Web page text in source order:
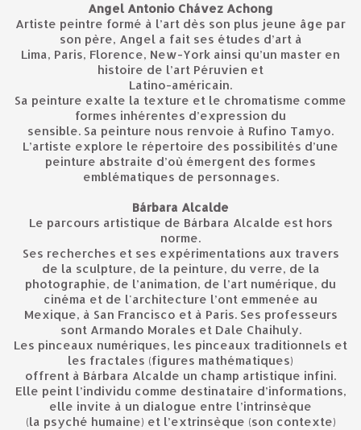
Angel Antonio Chávez Achong
Artiste peintre formé à l’art dès son plus jeune âge par
son père, Angel a fait ses études d’art à
Lima, Paris, Florence, New-York ainsi qu’un master en
histoire de l’art Péruvien et
Latino-américain.
Sa peinture exalte la texture et le chromatisme comme
formes inhérentes d’expression du
sensible. Sa peinture nous renvoie à Rufino Tamyo.
L’artiste explore le répertoire des possibilités d’une
peinture abstraite d’où émergent des formes
emblématiques de personnages.
Bárbara Alcalde
Le parcours artistique de Bárbara Alcalde est hors
norme.
Ses recherches et ses expérimentations aux travers
de la sculpture, de la peinture, du verre, de la
photographie, de l’animation, de l’art numérique, du
cinéma et de l'architecture l’ont emmenée au
Mexique, à San Francisco et à Paris. Ses professeurs
sont Armando Morales et Dale Chaihuly.
Les pinceaux numériques, les pinceaux traditionnels et
les fractales (figures mathématiques)
offrent à Bárbara Alcalde un champ artistique infini.
Elle peint l’individu comme destinataire d’informations,
elle invite à un dialogue entre l’intrinsèque
(la psyché humaine) et l’extrinsèque (son contexte)